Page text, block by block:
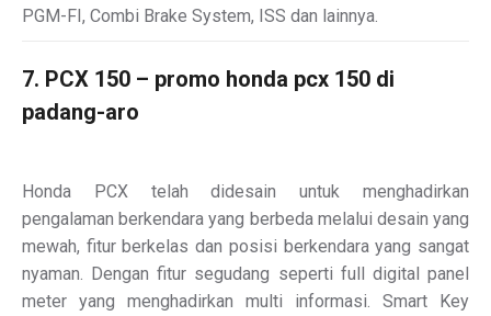
PGM-FI, Combi Brake System, ISS dan lainnya.
7. PCX 150 – promo honda pcx 150 di
padang-aro
Honda PCX telah didesain untuk menghadirkan
pengalaman berkendara yang berbeda melalui desain yang
mewah, fitur berkelas dan posisi berkendara yang sangat
nyaman. Dengan fitur segudang seperti full digital panel
meter yang menghadirkan multi informasi. Smart Key